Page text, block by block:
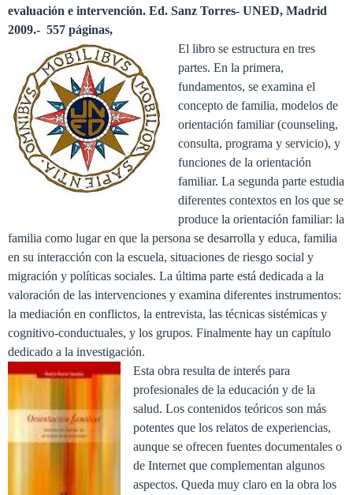
evaluación e intervención. Ed. Sanz Torres- UNED, Madrid
2009.- 557 páginas,
El libro se estructura en tres
partes. En la primera,
fundamentos, se examina el
concepto de familia, modelos de
orientación familiar (counseling,
consulta, programa y servicio), y
funciones de la orientación
familiar. La segunda parte estudia
diferentes contextos en los que se
produce la orientación familiar: la
familia como lugar en que la persona se desarrolla y educa, familia
en su interacción con la escuela, situaciones de riesgo social y
migración y políticas sociales. La última parte está dedicada a la
valoración de las intervenciones y examina diferentes instrumentos:
la mediación en conflictos, la entrevista, las técnicas sistémicas y
cognitivo-conductuales, y los grupos. Finalmente hay un capítulo
dedicado a la investigación.
Esta obra resulta de interés para
profesionales de la educación y de la
salud. Los contenidos teóricos son más
potentes que los relatos de experiencias,
aunque se ofrecen fuentes documentales o
de Internet que complementan algunos
aspectos. Queda muy claro en la obra los